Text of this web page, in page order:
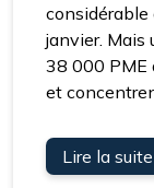
considérable
janvier. Mais
38 000 PME
et
Lire la suite